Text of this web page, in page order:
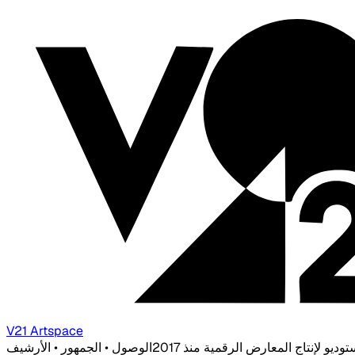
V21 Artspace
لإنتاج المعارض الرقمية منذ 2017
الوصول • الجمهور • الأرشيف